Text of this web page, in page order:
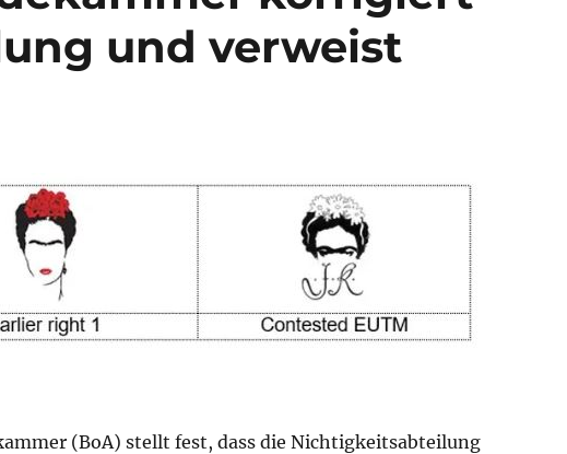
und verweist
(BoA) stellt fest, dass die Nichtigkeitsabteilung